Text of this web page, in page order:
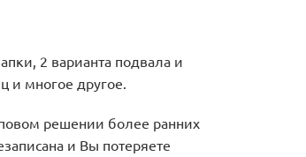
2 варианта подвала и
и многое другое.
решении более ранних
и Вы потеряете